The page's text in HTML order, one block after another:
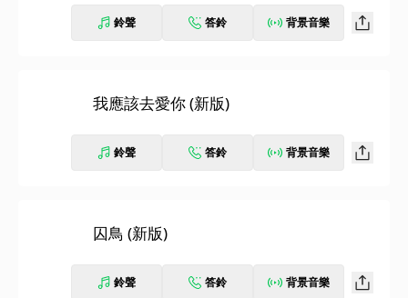
鈴聲 答鈴 背景音樂
我應該去愛你 (新版)
鈴聲 答鈴 背景音樂
囚鳥 (新版)
鈴聲 答鈴 背景音樂